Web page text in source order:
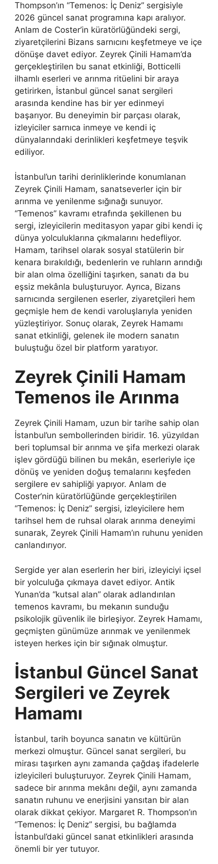
Thompson’ın “Temenos: İç Deniz” sergisiyle
2026 güncel sanat programına kapı aralıyor.
Anlam de Coster’in küratörlüğündeki sergi,
ziyaretçilerini Bizans sarnıcını keşfetmeye ve içe
dönüşe davet ediyor. Zeyrek Çinili Hamam’da
gerçekleştirilen bu sanat etkinliği, Botticelli
ilhamlı eserleri ve arınma ritüelini bir araya
getirirken, İstanbul güncel sanat sergileri
arasında kendine has bir yer edinmeyi
başarıyor. Bu deneyimin bir parçası olarak,
izleyiciler sarnıca inmeye ve kendi iç
dünyalarındaki derinlikleri keşfetmeye teşvik
ediliyor.
İstanbul’un tarihi derinliklerinde konumlanan
Zeyrek Çinili Hamam, sanatseverler için bir
arınma ve yenilenme sığınağı sunuyor.
“Temenos” kavramı etrafında şekillenen bu
sergi, izleyicilerin meditasyon yapar gibi kendi iç
dünya yolculuklarına çıkmalarını hedefliyor.
Hamam, tarihsel olarak sosyal statülerin bir
kenara bırakıldığı, bedenlerin ve ruhların arındığı
bir alan olma özelliğini taşırken, sanatı da bu
eşsiz mekânla buluşturuyor. Ayrıca, Bizans
sarnıcında sergilenen eserler, ziyaretçileri hem
geçmişle hem de kendi varoluşlarıyla yeniden
yüzleştiriyor. Sonuç olarak, Zeyrek Hamamı
sanat etkinliği, gelenek ile modern sanatın
buluştuğu özel bir platform yaratıyor.
Zeyrek Çinili Hamam
Temenos ile Arınma
Zeyrek Çinili Hamam, uzun bir tarihe sahip olan
İstanbul’un sembollerinden biridir. 16. yüzyıldan
beri toplumsal bir arınma ve şifa merkezi olarak
işlev gördüğü bilinen bu mekân, eserleriyle içe
dönüş ve yeniden doğuş temalarını keşfeden
sergilere ev sahipliği yapıyor. Anlam de
Coster’nin küratörlüğünde gerçekleştirilen
“Temenos: İç Deniz” sergisi, izleyicilere hem
tarihsel hem de ruhsal olarak arınma deneyimi
sunarak, Zeyrek Çinili Hamam’ın ruhunu yeniden
canlandırıyor.
Sergide yer alan eserlerin her biri, izleyiciyi içsel
bir yolculuğa çıkmaya davet ediyor. Antik
Yunan’da “kutsal alan” olarak adlandırılan
temenos kavramı, bu mekanın sunduğu
psikolojik güvenlik ile birleşiyor. Zeyrek Hamamı,
geçmişten günümüze arınmak ve yenilenmek
isteyen herkes için bir sığınak olmuştur.
İstanbul Güncel Sanat
Sergileri ve Zeyrek
Hamamı
İstanbul, tarih boyunca sanatın ve kültürün
merkezi olmuştur. Güncel sanat sergileri, bu
mirası taşırken aynı zamanda çağdaş ifadelerle
izleyicileri buluşturuyor. Zeyrek Çinili Hamam,
sadece bir arınma mekânı değil, aynı zamanda
sanatın ruhunu ve enerjisini yansıtan bir alan
olarak dikkat çekiyor. Margaret R. Thompson’ın
“Temenos: İç Deniz” sergisi, bu bağlamda
İstanbul’daki güncel sanat etkinlikleri arasında
önemli bir yer tutuyor.